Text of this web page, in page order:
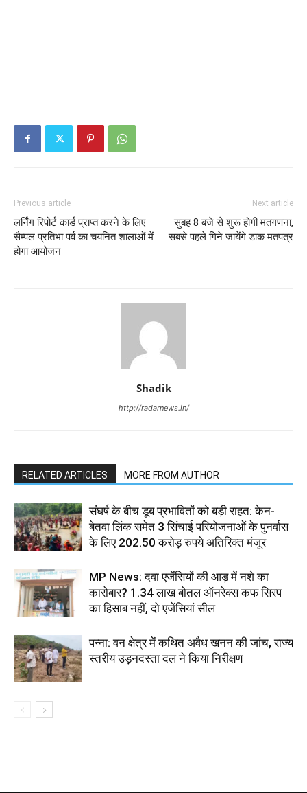
Previous article
लर्निंग रिपोर्ट कार्ड प्राप्त करने के लिए
सैम्पल प्रतिभा पर्व का चयनित शालाओं में
होगा आयोजन
Next article
सुबह 8 बजे से शुरू होगी मतगणना,
सबसे पहले गिने जायेंगे डाक मतपत्र
Shadik
http://radarnews.in/
RELATED ARTICLES MORE FROM AUTHOR
संघर्ष के बीच डूब प्रभावितों को बड़ी राहत: केन-
बेतवा लिंक समेत 3 सिंचाई परियोजनाओं के पुनर्वास
के लिए 202.50 करोड़ रुपये अतिरिक्त मंजूर
MP News: दवा एजेंसियों की आड़ में नशे का
कारोबार? 1.34 लाख बोतल ऑनरेक्स कफ सिरप
का हिसाब नहीं, दो एजेंसियां सील
पन्ना: वन क्षेत्र में कथित अवैध खनन की जांच, राज्य
स्तरीय उड़नदस्ता दल ने किया निरीक्षण